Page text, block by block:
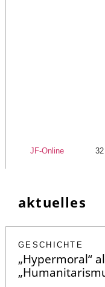
JF-Online 32
aktuelles
GESCHICHTE
„Hypermoral“